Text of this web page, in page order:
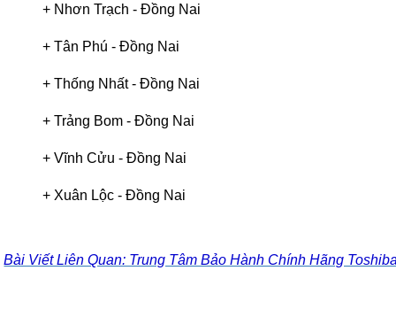
+ Nhơn Trạch-Đồng Nai
+Tân Phú-Đồng Nai
+Thống Nhất-Đồng Nai
+Trảng Bom-Đồng Nai
+Vĩnh Cửu-Đồng Nai
+ Xuân Lộc-Đồng Nai
Bài Viết Liên Quan: Trung Tâm Bảo Hành Chính Hãng